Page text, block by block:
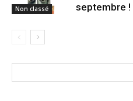
Non classé
septembre !